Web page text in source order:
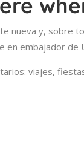
nueva y, sobre
en embajador de
viajes,